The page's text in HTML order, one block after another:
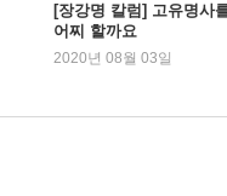
[장강명 칼럼] 고유명사
어찌 할까요
2020년 08월 03일